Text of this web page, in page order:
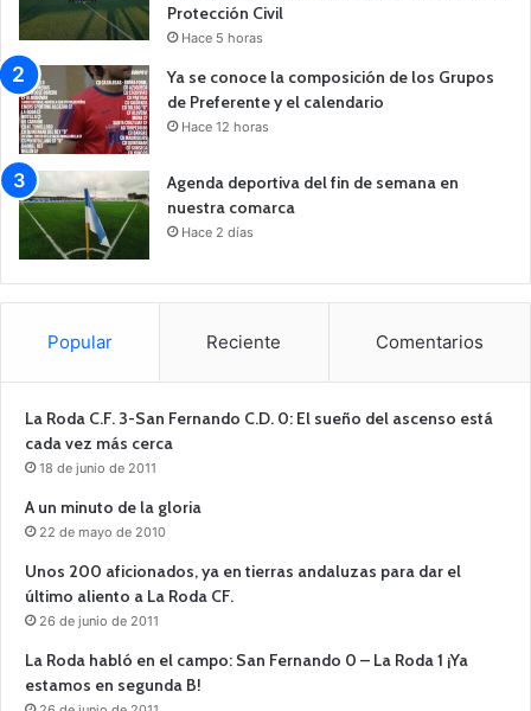
Protección Civil
Hace 5 horas
Ya se conoce la composición de los Grupos
de Preferente y el calendario
Hace 12 horas
Agenda deportiva del fin de semana en
nuestra comarca
Hace 2 días
Popular Reciente Comentarios
La Roda C.F. 3-San Fernando C.D. 0: El sueño del ascenso está
cada vez más cerca
18 de junio de 2011
A un minuto de la gloria
22 de mayo de 2010
Unos 200 aficionados, ya en tierras andaluzas para dar el
último aliento a La Roda CF.
26 de junio de 2011
La Roda habló en el campo: San Fernando 0 – La Roda 1 ¡Ya
estamos en segunda B!